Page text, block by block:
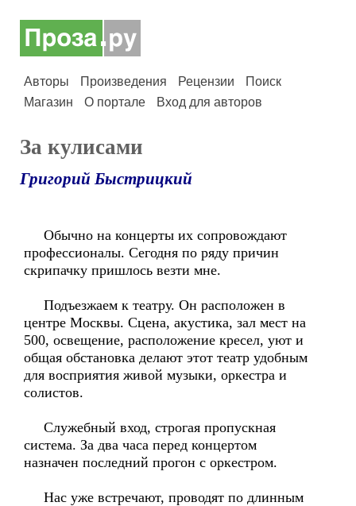
Авторы Произведения Рецензии
Поиск
Магазин
О портале Вход для авторов
За кулисами
Григорий Быстрицкий
Обычно на концерты их сопровождают
профессионалы. Сегодня по ряду причин
скрипачку пришлось везти мне.
Подъезжаем к театру. Он расположен в
центре Москвы. Сцена, акустика, зал мест на
500, освещение, расположение кресел, уют и
общая обстановка делают этот театр удобным
для восприятия живой музыки, оркестра и
солистов.
Служебный вход, строгая пропускная
система. За два часа перед концертом
назначен последний прогон с оркестром.
Нас уже встречают, проводят по длинным